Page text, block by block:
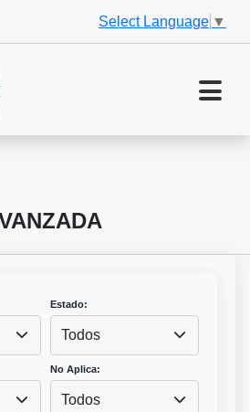
Select Language ▼
Estado:
Todos
No Aplica:
Todos